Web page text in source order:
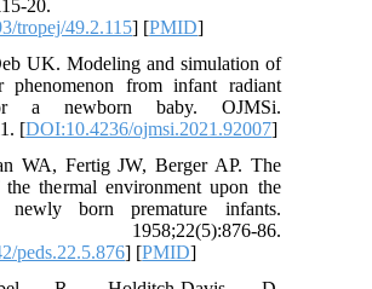
[DOI:10.1093/tropej/49.2.115
9. Dey K, Deb UK. Modeling and
heat transfer phenomenon from
warmer for a newborn baby.
2021;9(2):111. [DOI:10.4236/
10. Silverman WA, Fertig JW, Berger
influence of the thermal environment
survival of newly born premature
Pediatrics.
[DOI:10.1542/peds.22.5.876